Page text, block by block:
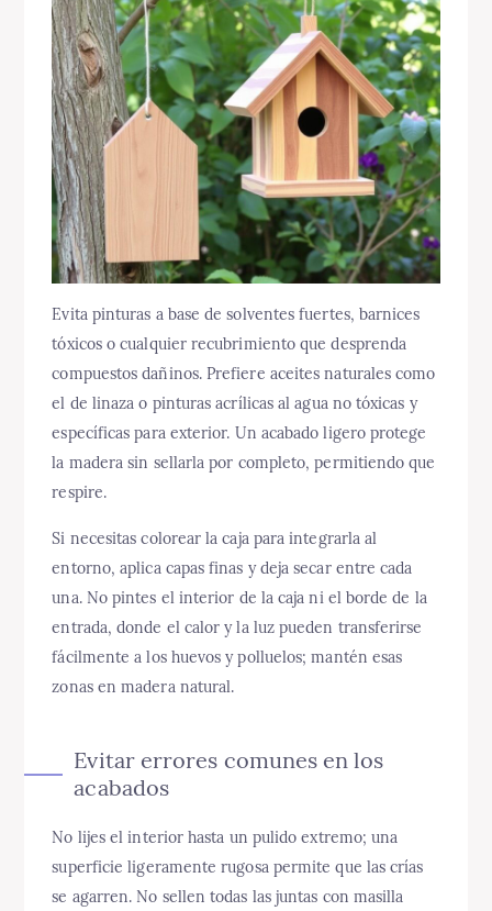
Evita pinturas a base de solventes fuertes, barnices
tóxicos o cualquier recubrimiento que desprenda
compuestos dañinos. Prefiere aceites naturales como
el de linaza o pinturas acrílicas al agua no tóxicas y
específicas para exterior. Un acabado ligero protege
la madera sin sellarla por completo, permitiendo que
respire.
Si necesitas colorear la caja para integrarla al
entorno, aplica capas finas y deja secar entre cada
una. No pintes el interior de la caja ni el borde de la
entrada, donde el calor y la luz pueden transferirse
fácilmente a los huevos y polluelos; mantén esas
zonas en madera natural.
Evitar errores comunes en los
acabados
No lijes el interior hasta un pulido extremo; una
superficie ligeramente rugosa permite que las crías
se agarren. No sellen todas las juntas con masilla